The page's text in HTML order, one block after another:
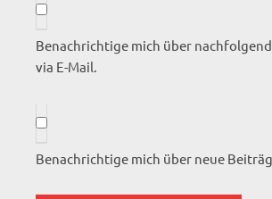
Benachrichtige mich über
via E-Mail.
Benachrichtige mich über neue